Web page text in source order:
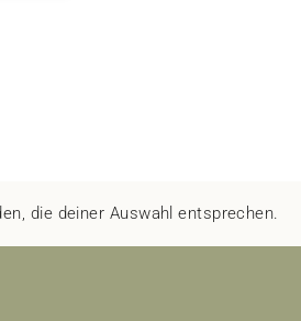
die deiner Auswahl entsprechen.